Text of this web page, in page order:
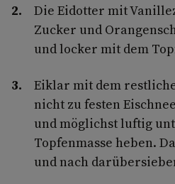
Die Eidotter mit
Zucker und
und locker mit dem
Eiklar mit dem
nicht zu festen
und möglichst luftig
Topfenmasse heben.
und nach